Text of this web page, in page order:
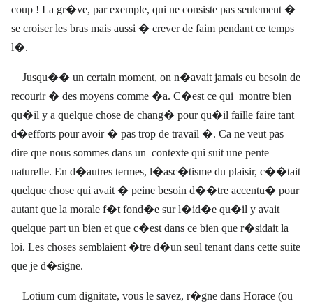
coup ! La gr�ve, par exemple, qui ne consiste pas seulement �
se croiser les bras mais aussi � crever de faim pendant ce temps
l�.
Jusqu�� un certain moment, on n�avait jamais eu besoin de
recourir � des moyens comme �a. C�est ce qui montre bien
qu�il y a quelque chose de chang� pour qu�il faille faire tant
d�efforts pour avoir � pas trop de travail �. Ca ne veut pas
dire que nous sommes dans un contexte qui suit une pente
naturelle. En d�autres termes, l�asc�tisme du plaisir, c��tait
quelque chose qui avait � peine besoin d��tre accentu� pour
autant que la morale f�t fond�e sur l�id�e qu�il y avait
quelque part un bien et que c�est dans ce bien que r�sidait la
loi. Les choses semblaient �tre d�un seul tenant dans cette suite
que je d�signe.
Lotium cum dignitate, vous le savez, r�gne dans Horace (ou